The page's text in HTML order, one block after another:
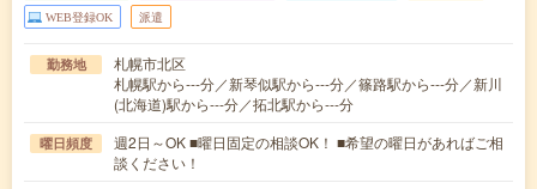
WEB登録OK 派遣
勤務地
札幌市北区
札幌駅から---分／新琴似駅から---分／篠路駅から---分／新川
(北海道)駅から---分／拓北駅から---分
曜日頻度
週2日～OK ■曜日固定の相談OK！ ■希望の曜日があればご相
談ください！